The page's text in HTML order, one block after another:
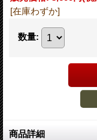
[在庫わずか]
数量:
商品詳細